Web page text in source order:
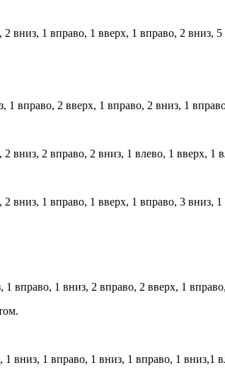
вниз, 1 вправо, 1 вверх, 1 вправо, 2 вниз,
1 вправо, 2 вверх, 1 вправо, 2 вниз, 1
вниз, 2 вправо, 2 вниз, 1 влево, 1 вверх,
вниз, 1 вправо, 1 вверх, 1 вправо, 3 вниз,
вправо, 1 вниз, 2 вправо, 2 вверх, 1
вниз, 1 вправо, 1 вниз, 1 вправо, 1 вниз,1